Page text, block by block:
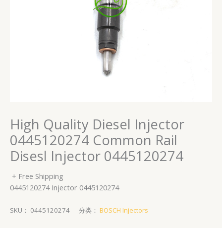
High Quality Diesel Injector
0445120274 Common Rail
Disesl Injector 0445120274
+ Free Shipping
0445120274 Injector 0445120274
SKU： 0445120274 分类： BOSCH Injectors